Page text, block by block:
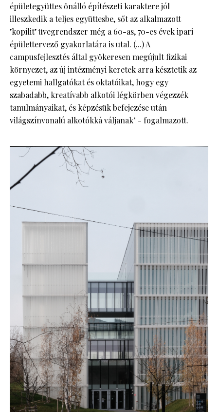
épületegyüttes önálló építészeti karaktere jól
illeszkedik a teljes együttesbe, sőt az alkalmazott
’kopilit’ üvegrendszer még a 60-as, 70-es évek ipari
épülettervező gyakorlatára is utal. (...) A
campusfejlesztés által gyökeresen megújult fizikai
környezet, az új intézményi keretek arra késztetik az
egyetemi hallgatókat és oktatóikat, hogy egy
szabadabb, kreatívabb alkotói légkörben végezzék
tanulmányaikat, és képzésük befejezése után
világszínvonalú alkotókká váljanak" - fogalmazott.